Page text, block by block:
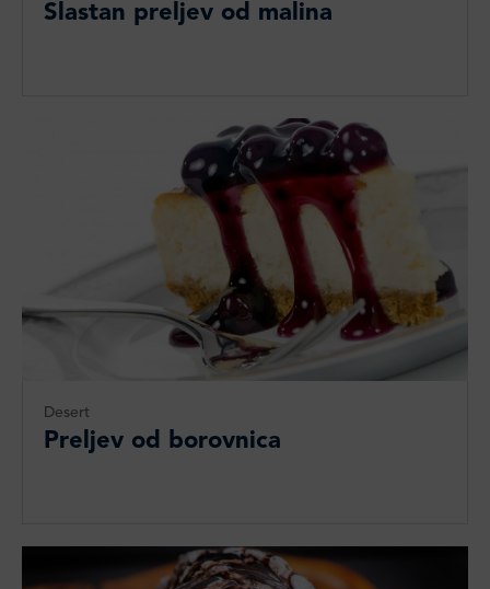
Slastan preljev od malina
Desert
Preljev od borovnica